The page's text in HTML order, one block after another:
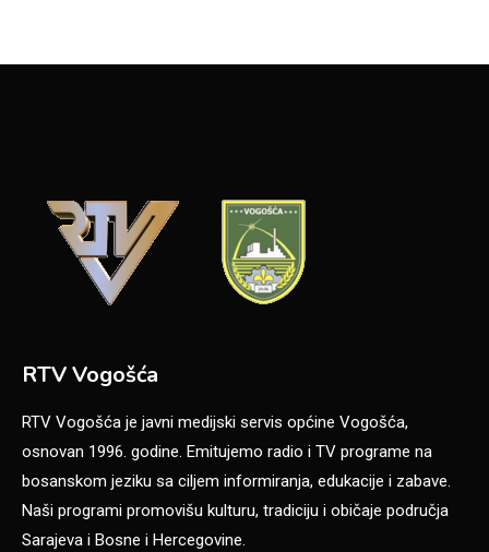
RTV Vogošća
RTV Vogošća je javni medijski servis općine Vogošća,
osnovan 1996. godine. Emitujemo radio i TV programe na
bosanskom jeziku sa ciljem informiranja, edukacije i zabave.
Naši programi promovišu kulturu, tradiciju i običaje područja
Sarajeva i Bosne i Hercegovine.